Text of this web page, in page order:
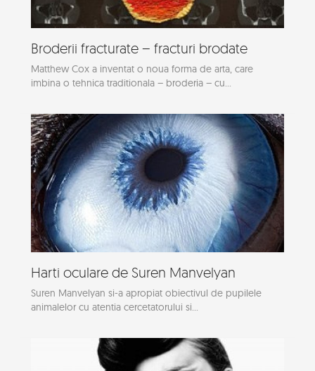
Broderii fracturate – fracturi brodate
Matthew Cox a inventat o noua forma de arta, care
imbina o tehnica traditionala – broderia – cu...
Harti oculare de Suren Manvelyan
Suren Manvelyan si-a apropiat obiectivul de pupilele
animalelor cu atentia cercetatorului si...